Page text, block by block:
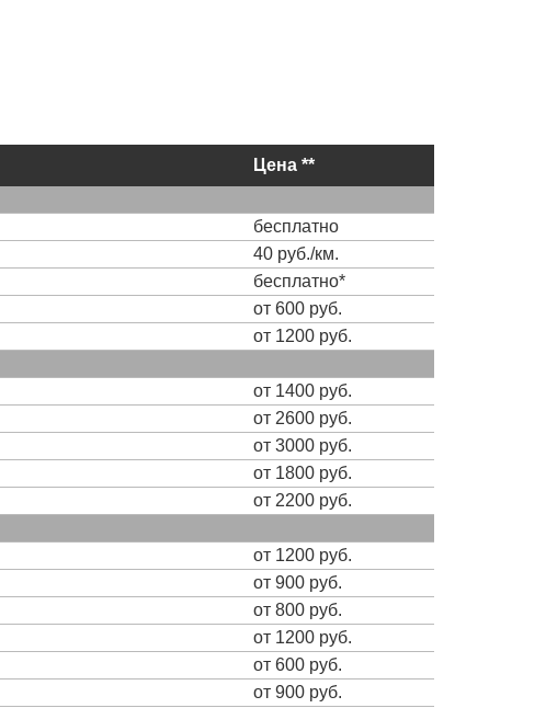
Цена **
бесплатно
40 руб./км.
бесплатно*
от 600 руб.
от 1200 руб.
от 1400 руб.
от 2600 руб.
от 3000 руб.
от 1800 руб.
от 2200 руб.
от 1200 руб.
от 900 руб.
от 800 руб.
от 1200 руб.
от 600 руб.
от 900 руб.